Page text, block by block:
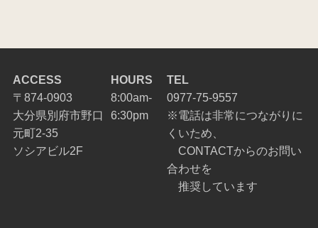
ACCESS
〒874-0903
大分県別府市野口
元町2-35
ソシアビル2F
HOURS
8:00am-
6:30pm
TEL
0977-75-9557
※電話は非常につながりに
くいため、
CONTACTからのお問い
合わせを
推奨しています